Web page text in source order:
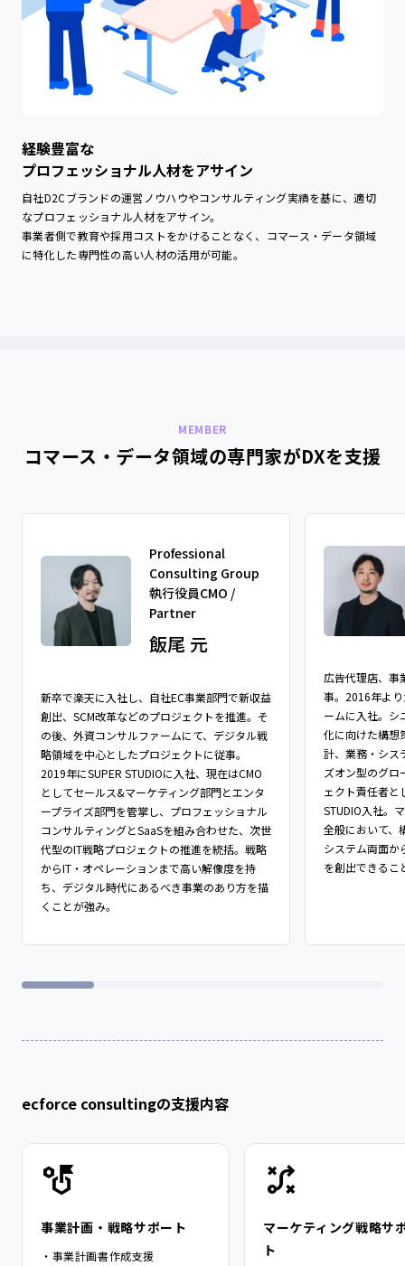
経験豊富な
プロフェッショナル人材をアサイン
自社D2Cブランドの運営ノウハウやコンサルティング実績を基に、適切
なプロフェッショナル人材をアサイン。
事業者側で教育や採用コストをかけることなく、コマース・データ領域
に特化した専門性の高い人材の活用が可能。
MEMBER
コマース・データ領域の専門家がDXを支援
Professional
Consulting Group
執行役員CMO /
Partner
飯尾 元
新卒で楽天に入社し、自社EC事業部門で新収益
創出、SCM改革などのプロジェクトを推進。そ
の後、外資コンサルファームにて、デジタル戦
略領域を中心としたプロジェクトに従事。
2019年にSUPER STUDIOに入社、現在はCMO
としてセールス&マーケティング部門とエンタ
ープライズ部門を管掌し、プロフェッショナル
コンサルティングとSaaSを組み合わせた、次世
代型のIT戦略プロジェクトの推進を統括。戦略
からIT・オペレーションまで高い解像度を持
ち、デジタル時代にあるべき事業のあり方を描
くことが強み​。​
広告代理店、事
事。2016年よ
ームに入社。シ
化に向けた構想
計、業務・シス
ズオン型のグロ
ェクト責任者と
STUDIO入社。
全般において、
システム両面か
を創出できるこ
ecforce consultingの支援内容
事業計画・戦略サポート
・事業計画書作成支援
マーケティング戦略サ
ト